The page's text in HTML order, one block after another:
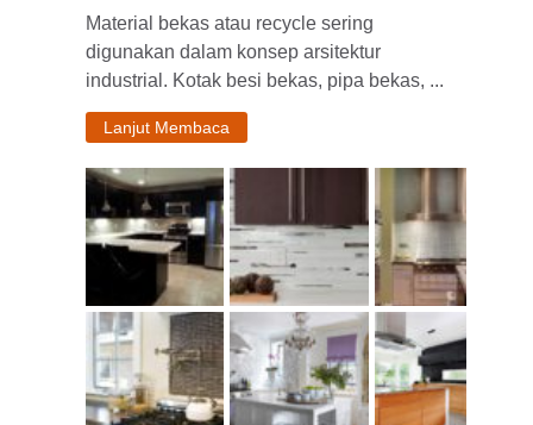
Material bekas atau recycle sering
digunakan dalam konsep arsitektur
industrial. Kotak besi bekas, pipa bekas, ...
Lanjut Membaca